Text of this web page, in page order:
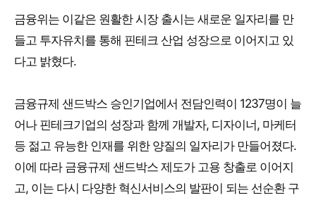
금융위는 이같은 원활한 시장 출시는 새로운 일자리를 만
들고 투자유치를 통해 핀테크 산업 성장으로 이어지고 있
다고 밝혔다.
금융규제 샌드박스 승인기업에서 전담인력이 1237명이 늘
어나 핀테크기업의 성장과 함께 개발자, 디자이너, 마케터
등 젊고 유능한 인재를 위한 양질의 일자리가 만들어졌다.
이에 따라 금융규제 샌드박스 제도가 고용 창출로 이어지
고, 이는 다시 다양한 혁신서비스의 발판이 되는 선순환 구